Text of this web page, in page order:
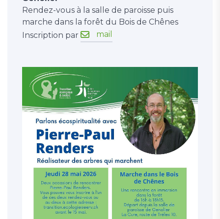
Rendez-vous à la salle de paroisse puis
marche dans la forêt du Bois de Chênes
Inscription par
mail